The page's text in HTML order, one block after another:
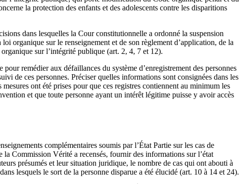
la protection des enfants et des adolescents contre les disparitions
dans lesquelles la Cour constitutionnelle a ordonné la suspension
organique sur le renseignement et de son règlement d’application, de la
sur l’intégrité publique (art. 2, 4, 7 et 12).
remédier aux défaillances du système d’enregistrement des personnes
de ces personnes. Préciser quelles informations sont consignées dans les
ont été prises pour que ces registres contiennent au minimum les
et que toute personne ayant un intérêt légitime puisse y avoir accès
complémentaires soumis par l’État Partie sur les cas de
Commission Vérité a recensés, fournir des informations sur l’état
présumés et leur situation juridique, le nombre de cas qui ont abouti à
lesquels le sort de la personne disparue a été élucidé (art. 10 à 14 et 24).